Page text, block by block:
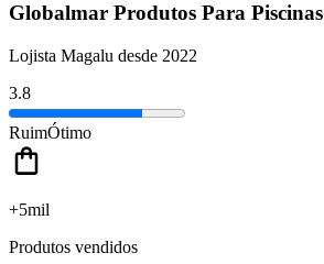
Globalmar Produtos Para Piscinas
Lojista Magalu desde 2022
3.8
RuimÓtimo
+5mil
Produtos vendidos